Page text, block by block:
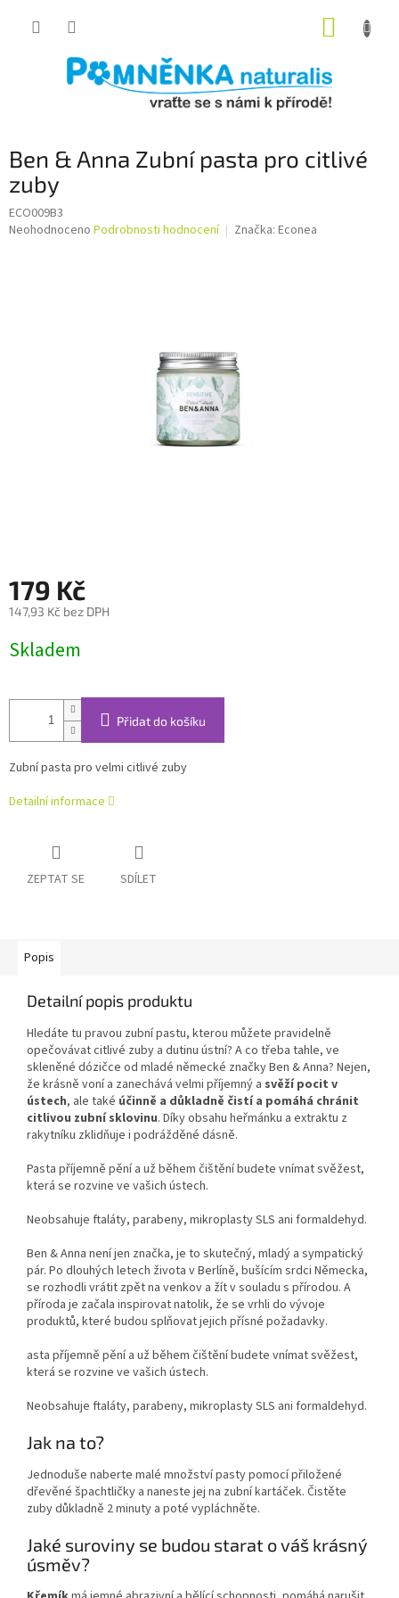
Ben & Anna Zubní pasta pro citlivé
zuby
ECO009B3
Průměrné
Neohodnoceno Podrobnosti hodnocení Značka: Econea
179 Kč
147,93 Kč bez DPH
cena:
Skladem
Přidat do košíku
Zubní pasta pro velmi citlivé zuby
Detailní informace
ZEPTAT SE SDÍLET
Popis
Detailní popis produktu
Hledáte tu pravou zubní pastu, kterou můžete pravidelně
opečovávat citlivé zuby a dutinu ústní? A co třeba tahle, ve
skleněné dózičce od mladé německé značky Ben & Anna? Nejen,
že krásně voní a zanechává velmi příjemný a svěží pocit v
ústech, ale také účinně a důkladně čistí a pomáhá chránit
citlivou zubní sklovinu. Díky obsahu heřmánku a extraktu z
rakytníku zklidňuje i podrážděné dásně.
Pasta příjemně pění a už během čištění budete vnímat svěžest,
která se rozvine ve vašich ústech.
Neobsahuje ftaláty, parabeny, mikroplasty SLS ani formaldehyd.
Ben & Anna není jen značka, je to skutečný, mladý a sympatický
pár. Po dlouhých letech života v Berlíně, bušícím srdci Německa,
se rozhodli vrátit zpět na venkov a žít v souladu s přírodou. A
příroda je začala inspirovat natolik, že se vrhli do vývoje
produktů, které budou splňovat jejich přísné požadavky.
asta příjemně pění a už během čištění budete vnímat svěžest,
která se rozvine ve vašich ústech.
Neobsahuje ftaláty, parabeny, mikroplasty SLS ani formaldehyd.
Jak na to?
Jednoduše naberte malé množství pasty pomocí přiložené
dřevěné špachtličky a naneste jej na zubní kartáček. Čistěte
zuby důkladně 2 minuty a poté vypláchněte.
Jaké suroviny se budou starat o váš krásný
úsměv?